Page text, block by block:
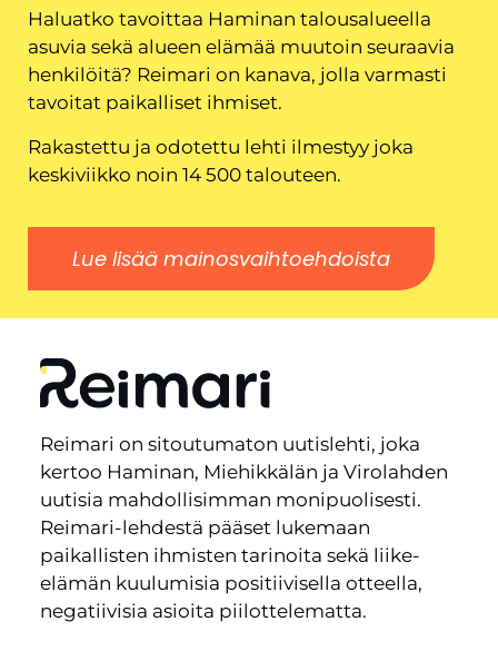
Haluatko tavoittaa Haminan talousalueella
asuvia sekä alueen elämää muutoin seuraavia
henkilöitä? Reimari on kanava, jolla varmasti
tavoitat paikalliset ihmiset.
Rakastettu ja odotettu lehti ilmestyy joka
keskiviikko noin 14 500 talouteen.
Lue lisää mainosvaihtoehdoista
Reimari on sitoutumaton uutislehti, joka
kertoo Haminan, Miehikkälän ja Virolahden
uutisia mahdollisimman monipuolisesti.
Reimari-lehdestä pääset lukemaan
paikallisten ihmisten tarinoita sekä liike-
elämän kuulumisia positiivisella otteella,
negatiivisia asioita piilottelematta.